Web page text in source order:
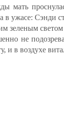
мать
в ужасе: Сэнди
зеленым светом
не
и в воздухе